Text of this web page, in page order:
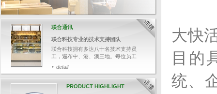
联合通讯
联合科技专业的技术支持团队
联合科技拥有多达八十名技术支持员
工，遍布中、港、澳三地。每位员工
培训员的严格评核，确保他们有充足
的技术知识，帮助客户解答各种疑
难。
detail
PRODUCT HIGHLIGHT
大快
目的
统、